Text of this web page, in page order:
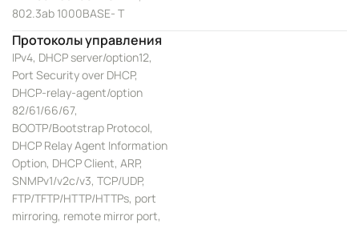
802.3ab 1000BASE- T
Протоколы управления
IPv4, DHCP server/option12,
Port Security over DHCP,
DHCP-relay-agent/option
82/61/66/67,
BOOTP/Bootstrap Protocol,
DHCP Relay Agent Information
Option, DHCP Client, ARP,
SNMPv1/v2c/v3, TCP/UDP,
FTP/TFTP/HTTP/HTTPs, port
mirroring, remote mirror port,